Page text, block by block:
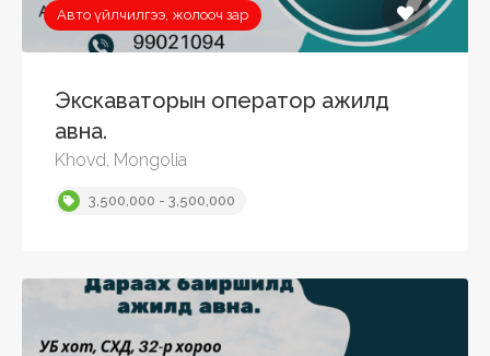
Авто үйлчилгээ, жолооч зар
Экскаваторын оператор ажилд
авна.
Khovd, Mongolia
3,500,000 - 3,500,000